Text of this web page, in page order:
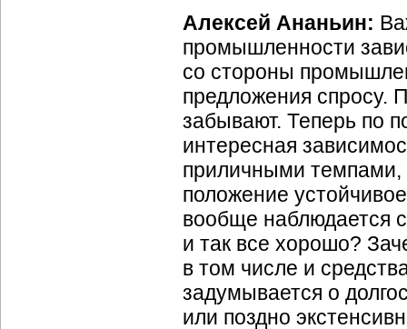
Алексей Ананьин:
промышленности
со стороны
предложения спросу.
забывают. Теперь по
интересная
приличными темпами,
положение
вообще наблюдается
и так все хорошо?
в том числе и
задумывается о
или поздно